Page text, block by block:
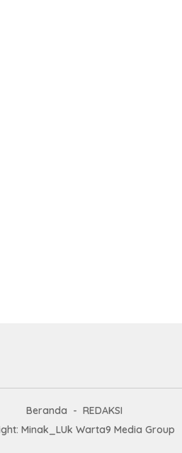
Beranda
REDAKSI
Minak_LUk Warta9 Media Group